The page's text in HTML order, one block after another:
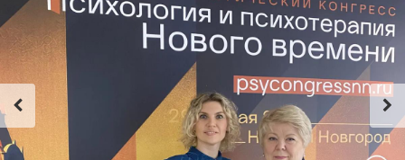
Сведения об
образовательной
организации